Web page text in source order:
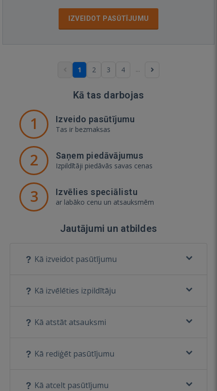
IZVEIDOT PASŪTĪJUMU
1 2 3 4 ...
Kā tas darbojas
1 Izveido pasūtījumu
Tas ir bezmaksas
2 Saņem piedāvājumus
Izpildītāji piedāvās savas cenas
3 Izvēlies speciālistu
ar labāko cenu un atsauksmēm
Jautājumi un atbildes
Kā izveidot pasūtījumu
Kā izvēlēties izpildītāju
Kā atstāt atsauksmi
Kā rediģēt pasūtījumu
Kā atcelt pasūtījumu